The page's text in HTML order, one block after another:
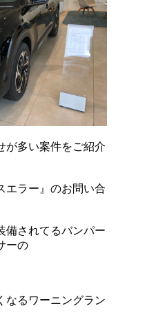
が多い案件をご紹介
エラー』のお問い合
備されてるバンパー
ーの
なるワーニングラン